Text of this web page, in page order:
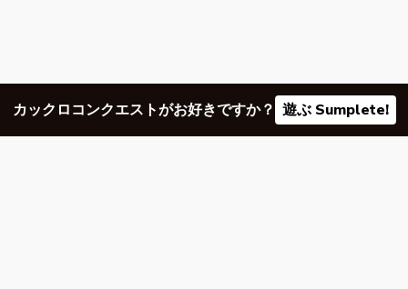
カックロコンクエストがお好きですか？ 遊ぶ Sumplete!